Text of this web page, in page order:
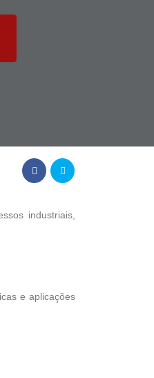
industriais,
e aplicações